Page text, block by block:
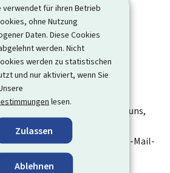
verwendet für ihren Betrieb
ohne Nutzung
Daten. Diese Cookies
werden. Nicht
werden zu statistischen
und nur aktiviert, wenn Sie
lesen.
Zulassen
Ablehnen
Seite? *
Kommentar und helfen Sie uns,
Bitte geben Sie keine
an, wie zum Beispiel Ihre E-Mail-
Ihre Telefonnummer.